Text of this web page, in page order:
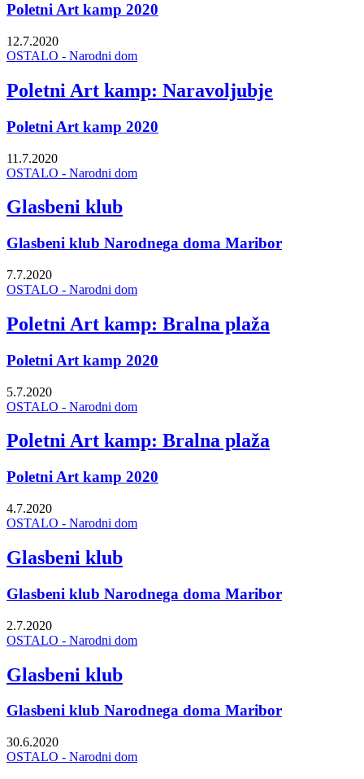
Poletni Art kamp 2020
12.7.2020
OSTALO - Narodni dom
Poletni Art kamp: Naravoljubje
Poletni Art kamp 2020
11.7.2020
OSTALO - Narodni dom
Glasbeni klub
Glasbeni klub Narodnega doma Maribor
7.7.2020
OSTALO - Narodni dom
Poletni Art kamp: Bralna plaža
Poletni Art kamp 2020
5.7.2020
OSTALO - Narodni dom
Poletni Art kamp: Bralna plaža
Poletni Art kamp 2020
4.7.2020
OSTALO - Narodni dom
Glasbeni klub
Glasbeni klub Narodnega doma Maribor
2.7.2020
OSTALO - Narodni dom
Glasbeni klub
Glasbeni klub Narodnega doma Maribor
30.6.2020
OSTALO - Narodni dom